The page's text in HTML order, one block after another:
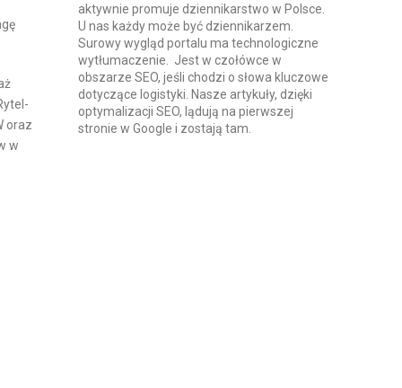
oraz
w
aktywnie promuje dziennikarstwo w Polsce.
U nas każdy może być dziennikarzem.
Surowy wygląd portalu ma technologiczne
wytłumaczenie. Jest w czołówce w
obszarze SEO, jeśli chodzi o słowa kluczowe
dotyczące logistyki. Nasze artykuły, dzięki
optymalizacji SEO, lądują na pierwszej
stronie w Google i zostają tam.